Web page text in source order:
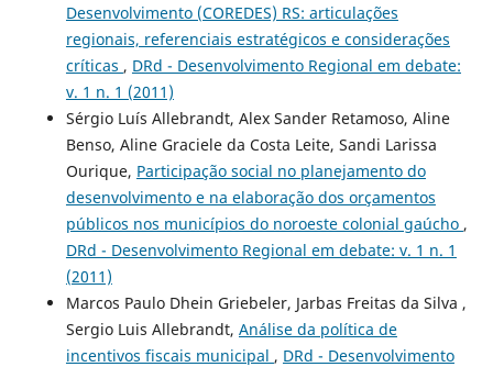
Desenvolvimento (COREDES) RS: articulações
regionais, referenciais estratégicos e considerações
críticas , DRd - Desenvolvimento Regional em debate:
v. 1 n. 1 (2011)
Sérgio Luís Allebrandt, Alex Sander Retamoso, Aline
Benso, Aline Graciele da Costa Leite, Sandi Larissa
Ourique, Participação social no planejamento do
desenvolvimento e na elaboração dos orçamentos
públicos nos municípios do noroeste colonial gaúcho ,
DRd - Desenvolvimento Regional em debate: v. 1 n. 1
(2011)
Marcos Paulo Dhein Griebeler, Jarbas Freitas da Silva ,
Sergio Luis Allebrandt, Análise da política de
incentivos fiscais municipal , DRd - Desenvolvimento